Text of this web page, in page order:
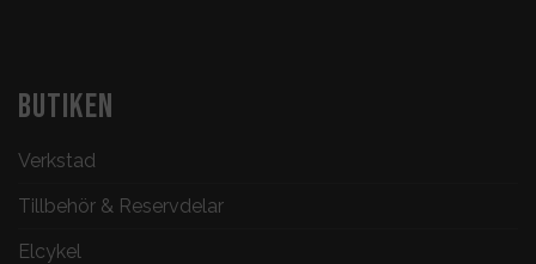
BUTIKEN
Verkstad
Tillbehör & Reservdelar
Elcykel